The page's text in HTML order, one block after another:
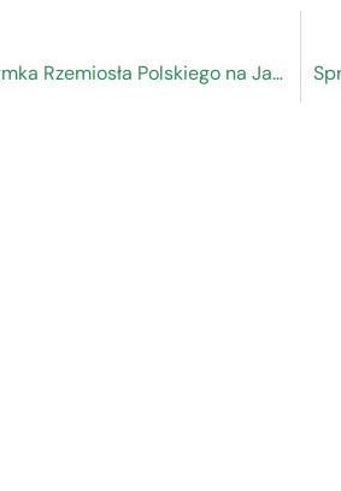
XXXIX Pielgrzymka Rzemiosła Polskiego na Jasną Górę